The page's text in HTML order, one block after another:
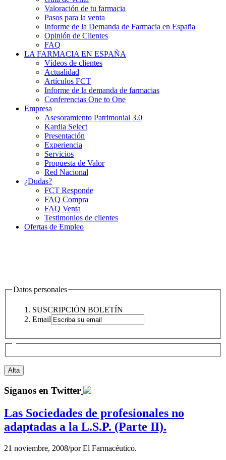
Valoración de tu farmacia
Pasos para la venta
Informe de la Demanda de Farmacia en España
Opinión de Clientes
FAQ
LA FARMACIA EN ESPAÑA
Vídeos de clientes
Actualidad
Artículos FCT
Informe de la demanda de farmacias
Conferencias One to One
Empresa
Asesoramiento Patrimonial 3.0
Kardia Select
Presentación
Experiencia
Servicios
Propuesta de Valor
Red Nacional
¿Dudas?
FCT Responde
FAQ Compra
FAQ Venta
Testimonios de clientes
Ofertas de Empleo
Datos personales
SUSCRIPCIÓN BOLETÍN
Email
Síganos en Twitter
Las Sociedades de profesionales no
adaptadas a la L.S.P. (Parte II).
21 noviembre, 2008/porEl Farmacéutico.